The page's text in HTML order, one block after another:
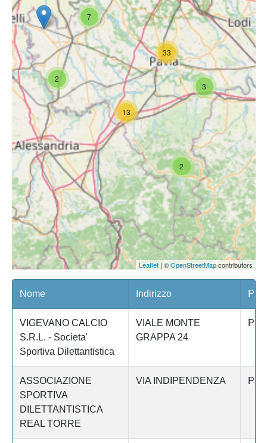
2
3
13
2
33
7
Leaflet| ©OpenStreetMapcontributors
Nome Indirizzo
VIGEVANO CALCIO
S.R.L. - Societa'
Sportiva Dilettantistica
VIALE MONTE
GRAPPA 24
ASSOCIAZIONE
SPORTIVA
DILETTANTISTICA
REAL TORRE
VIA INDIPENDENZA